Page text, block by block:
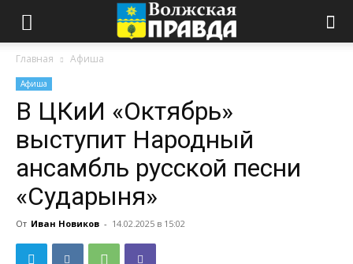
Главная Афиша
Афиша
В ЦКиИ «Октябрь»
выступит Народный
ансамбль русской песни
«Сударыня»
От Иван Новиков - 14.02.2025 в 15:02